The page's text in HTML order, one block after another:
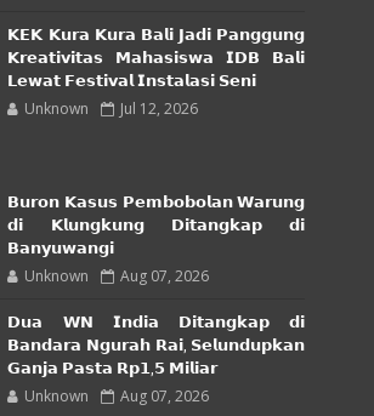
𝗞𝗘𝗞 𝗞𝘂𝗿𝗮 𝗞𝘂𝗿𝗮 𝗕𝗮𝗹𝗶 𝗝𝗮𝗱𝗶 𝗣𝗮𝗻𝗴𝗴𝘂𝗻𝗴
𝗞𝗿𝗲𝗮𝘁𝗶𝘃𝗶𝘁𝗮𝘀 𝗠𝗮𝗵𝗮𝘀𝗶𝘀𝘄𝗮 𝗜𝗗𝗕 𝗕𝗮𝗹𝗶
𝗟𝗲𝘄𝗮𝘁 𝗙𝗲𝘀𝘁𝗶𝘃𝗮𝗹 𝗜𝗻𝘀𝘁𝗮𝗹𝗮𝘀𝗶 𝗦𝗲𝗻𝗶
Unknown Jul 12, 2026
𝗕𝘂𝗿𝗼𝗻 𝗞𝗮𝘀𝘂𝘀 𝗣𝗲𝗺𝗯𝗼𝗯𝗼𝗹𝗮𝗻 𝗪𝗮𝗿𝘂𝗻𝗴
𝗱𝗶 𝗞𝗹𝘂𝗻𝗴𝗸𝘂𝗻𝗴 𝗗𝗶𝘁𝗮𝗻𝗴𝗸𝗮𝗽 𝗱𝗶
𝗕𝗮𝗻𝘆𝘂𝘄𝗮𝗻𝗴𝗶
Unknown Aug 07, 2026
𝗗𝘂𝗮 𝗪𝗡 𝗜𝗻𝗱𝗶𝗮 𝗗𝗶𝘁𝗮𝗻𝗴𝗸𝗮𝗽 𝗱𝗶
𝗕𝗮𝗻𝗱𝗮𝗿𝗮 𝗡𝗴𝘂𝗿𝗮𝗵 𝗥𝗮𝗶, 𝗦𝗲𝗹𝘂𝗻𝗱𝘂𝗽𝗸𝗮𝗻
𝗚𝗮𝗻𝗷𝗮 𝗣𝗮𝘀𝘁𝗮 𝗥𝗽𝟭,𝟱 𝗠𝗶𝗹𝗶𝗮𝗿
Unknown Aug 07, 2026